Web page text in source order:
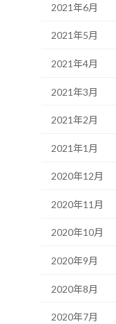
2021年6月
2021年5月
2021年4月
2021年3月
2021年2月
2021年1月
2020年12月
2020年11月
2020年10月
2020年9月
2020年8月
2020年7月